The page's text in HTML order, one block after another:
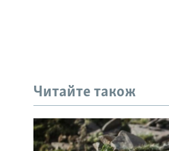
Читайте також